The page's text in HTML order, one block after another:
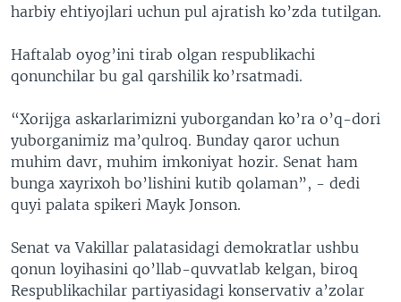
harbiy ehtiyojlari uchun pul ajratish ko’zda tutilgan.
Haftalab oyog’ini tirab olgan respublikachi
qonunchilar bu gal qarshilik ko’rsatmadi.
“Xorijga askarlarimizni yuborgandan ko’ra o’q-dori
yuborganimiz ma’qulroq. Bunday qaror uchun
muhim davr, muhim imkoniyat hozir. Senat ham
bunga xayrixoh bo’lishini kutib qolaman”, - dedi
quyi palata spikeri Mayk Jonson.
Senat va Vakillar palatasidagi demokratlar ushbu
qonun loyihasini qo’llab-quvvatlab kelgan, biroq
Respublikachilar partiyasidagi konservativ a’zolar